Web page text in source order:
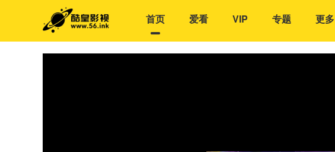
首页 爱看 VIP 专题 更多